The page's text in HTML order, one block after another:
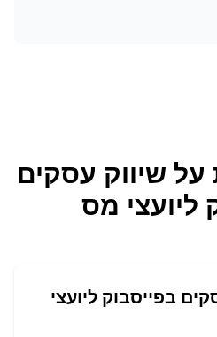
על שיווק עסקים
ליועצי מס
בפייסבוק ליועצי